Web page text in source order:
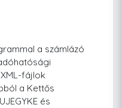
a számlázó
fájlok
a Kettős
és